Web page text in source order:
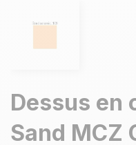
Dessus en
Sand MCZ